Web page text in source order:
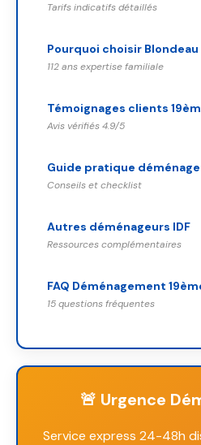
Tarifs indicatifs détaillés
Pourquoi choisir Blondeau
112 ans expertise familiale
Témoignages clients
Avis vérifiés 4.9/5
Guide pratique
Conseils et checklist
Autres déménageurs IDF
Ressources complémentaires
FAQ Déménagement
15 questions fréquentes
🚨 Urgence
Service express 24-48h